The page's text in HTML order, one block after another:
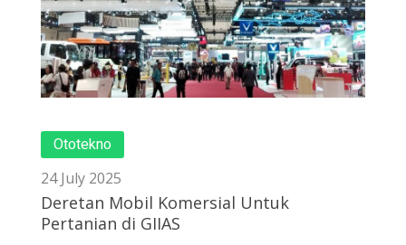
Ototekno
24 July 2025
Deretan Mobil Komersial Untuk
Pertanian di GIIAS